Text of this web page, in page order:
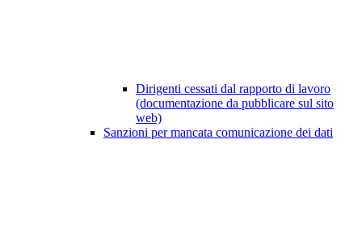
Dirigenti cessati dal rapporto di lavoro
(documentazione da pubblicare sul sito
web)
Sanzioni per mancata comunicazione dei dati